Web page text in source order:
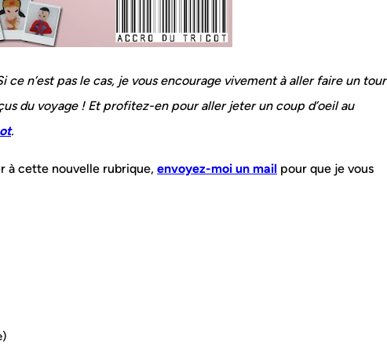
ce n’est pas le cas, je vous encourage vivement à aller faire un tour
du voyage ! Et profitez-en pour aller jeter un coup d’oeil au
.
à cette nouvelle rubrique, envoyez-moi un mail pour que je vous